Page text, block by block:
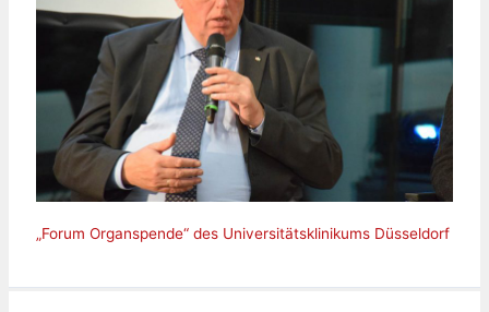
„Forum Organspende“ des Universitätsklinikums Düsseldorf